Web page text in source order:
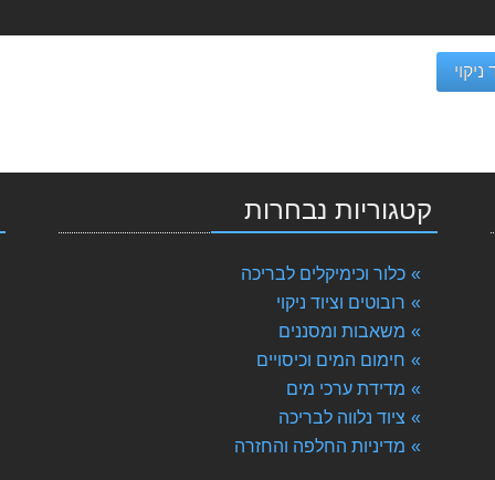
ניקוי
קטגוריות נבחרות
כלור וכימיקלים לבריכה
רובוטים וציוד ניקוי
משאבות ומסננים
חימום המים וכיסויים
מדידת ערכי מים
ציוד נלווה לבריכה
מדיניות החלפה והחזרה